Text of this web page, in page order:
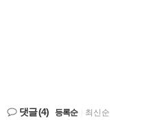
댓글(4) 등록순 최신순